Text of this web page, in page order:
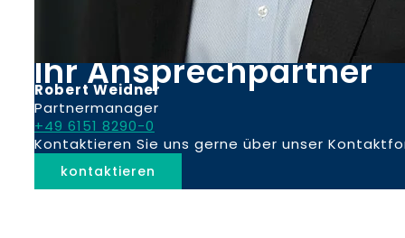
Ihr Ansprechpartner
Robert Weidner
Partnermanager
+49 6151 8290-0
Kontaktieren Sie uns gerne über unser
kontaktieren